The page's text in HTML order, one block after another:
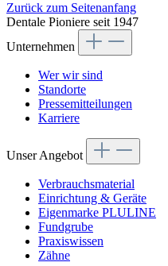
Zurück zum Seitenanfang
Dentale Pioniere seit 1947
Unternehmen
Wer wir sind
Standorte
Pressemitteilungen
Karriere
Unser Angebot
Verbrauchsmaterial
Einrichtung & Geräte
Eigenmarke PLULINE
Fundgrube
Praxiswissen
Zähne